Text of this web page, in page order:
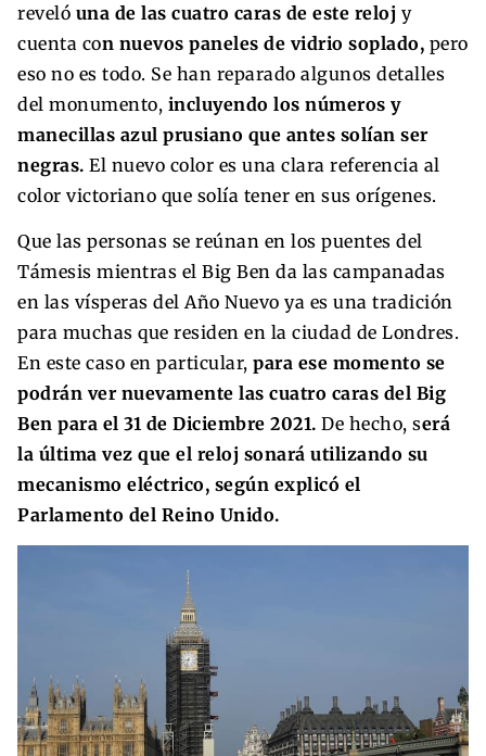
reveló una de las cuatro caras de este reloj y
cuenta con nuevos paneles de vidrio soplado, pero
eso no es todo. Se han reparado algunos detalles
del monumento, incluyendo los números y
manecillas azul prusiano que antes solían ser
negras. El nuevo color es una clara referencia al
color victoriano que solía tener en sus orígenes.
Que las personas se reúnan en los puentes del
Támesis mientras el Big Ben da las campanadas
en las vísperas del Año Nuevo ya es una tradición
para muchas que residen en la ciudad de Londres.
En este caso en particular, para ese momento se
podrán ver nuevamente las cuatro caras del Big
Ben para el 31 de Diciembre 2021. De hecho, será
la última vez que el reloj sonará utilizando su
mecanismo eléctrico, según explicó el
Parlamento del Reino Unido.